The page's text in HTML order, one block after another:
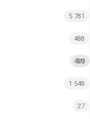
5 781
488
MI
420
1 548
27